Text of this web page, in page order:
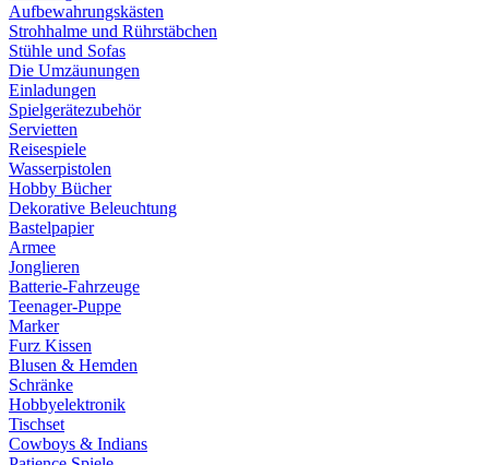
Aufbewahrungskästen
Strohhalme und Rührstäbchen
Stühle und Sofas
Die Umzäunungen
Einladungen
Spielgerätezubehör
Servietten
Reisespiele
Wasserpistolen
Hobby Bücher
Dekorative Beleuchtung
Bastelpapier
Armee
Jonglieren
Batterie-Fahrzeuge
Teenager-Puppe
Marker
Furz Kissen
Blusen & Hemden
Schränke
Hobbyelektronik
Tischset
Cowboys & Indians